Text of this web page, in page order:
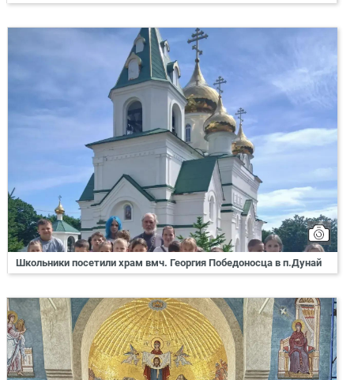
Школьники посетили храм вмч. Георгия Победоносца в п.Дунай